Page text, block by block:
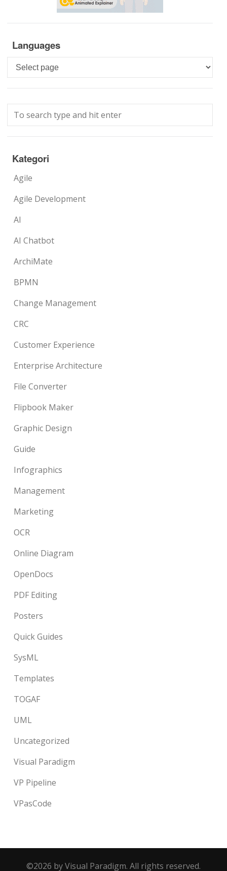
Languages
Languages
Kategori
Agile
Agile Development
AI
AI Chatbot
ArchiMate
BPMN
Change Management
CRC
Customer Experience
Enterprise Architecture
File Converter
Flipbook Maker
Graphic Design
Guide
Infographics
Management
Marketing
OCR
Online Diagram
OpenDocs
PDF Editing
Posters
Quick Guides
SysML
Templates
TOGAF
UML
Uncategorized
Visual Paradigm
VP Pipeline
VPasCode
©2026 by Visual Paradigm. All rights reserved.